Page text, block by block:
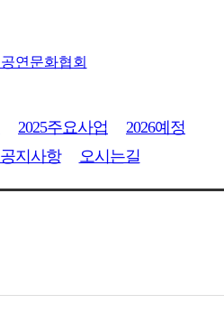
2025주요사업
2026예정
공지사항 오시는길